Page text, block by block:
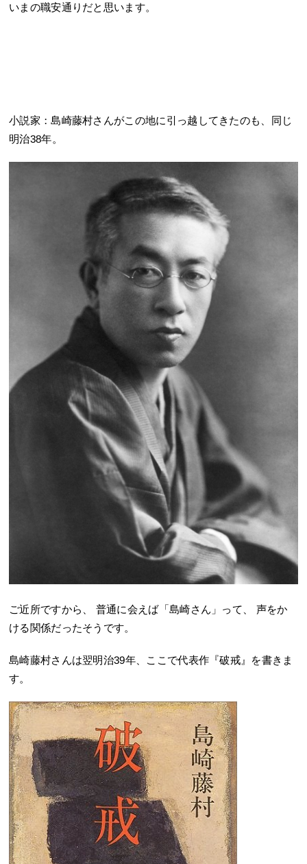
いまの職安通りだと思います。
小説家：島崎藤村さんがこの地に引っ越してきたのも、同じ
明治38年。
ご近所ですから、 普通に会えば「島崎さん」って、 声をか
ける関係だったそうです。
島崎藤村さんは翌明治39年、ここで代表作『破戒』を書きま
す。